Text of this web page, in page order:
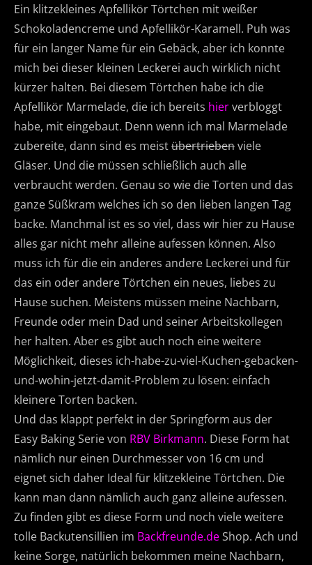
Ein klitzekleines Apfellikör Törtchen mit weißer
Schokoladencreme und Apfellikör-Karamell. Puh was
für ein langer Name für ein Gebäck, aber ich konnte
mich bei dieser kleinen Leckerei auch wirklich nicht
kürzer halten. Bei diesem Törtchen habe ich die
Apfellikör Marmelade, die ich bereits hierverbloggt
habe, mit eingebaut. Denn wenn ich mal Marmelade
zubereite, dann sind es meistübertriebenviele
Gläser. Und die müssen schließlich auch alle
verbraucht werden. Genau so wie die Torten und das
ganze Süßkram welches ich so den lieben langen Tag
backe. Manchmal ist es so viel, dass wir hier zu Hause
alles gar nicht mehr alleine aufessen können. Also
muss ich für die ein anderes andere Leckerei und für
das ein oder andere Törtchen ein neues, liebes zu
Hause suchen. Meistens müssen meine Nachbarn,
Freunde oder mein Dad und seiner Arbeitskollegen
her halten. Aber es gibt auch noch eine weitere
Möglichkeit, dieses ich-habe-zu-viel-Kuchen-gebacken-
und-wohin-jetzt-damit-Problem zu lösen: einfach
kleinere Torten backen.
Und das klappt perfekt in der Springform aus der
Easy Baking Serie von RBV Birkmann. Diese Form hat
nämlich nur einen Durchmesser von 16 cm und
eignet sich daher Ideal für klitzekleine Törtchen. Die
kann man dann nämlich auch ganz alleine aufessen.
Zu finden gibt es diese Form und noch viele weitere
tolle Backutensillien im Backfreunde.deShop. Ach und
keine Sorge, natürlich bekommen meine Nachbarn,